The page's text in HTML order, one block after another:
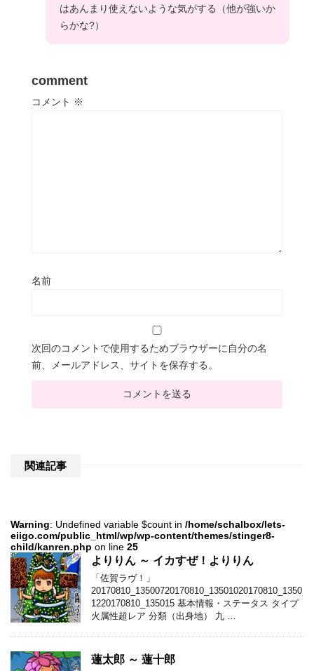
はあんまり使えないような気がする（他が強いか
らかな?）
comment
コメント ※
名前
次回のコメントで使用するためブラウザーに自分の名
前、メールアドレス、サイトを保存する。
関連記事
Warning: Undefined variable $count in /home/schalbox/lets-
eiigo.com/public_html/wp/wp-content/themes/stinger8-
child/kanren.php on line 25
よりりん ～ イカすぜ！よりりん
「佐賀ラヴ！」
20170810_13500720170810_13501020170810_1350
1220170810_135015 基本情報・ステータス タイプ
火属性超レア 分類（出身地） 九 …
蓮太郎 ～ 蓮十郎